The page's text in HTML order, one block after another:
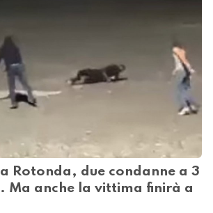
Rotonda, due condanne a 3
Ma anche la vittima finirà a